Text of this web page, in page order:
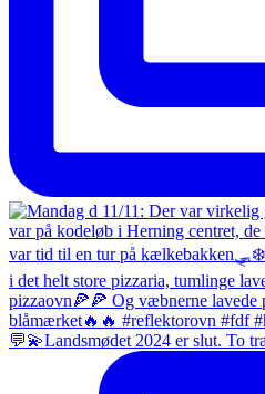
💬💫Landsmødet 2024 er slut. To